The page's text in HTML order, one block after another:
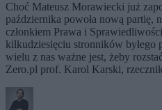
Choć Mateusz Morawiecki już
października powoła nową partię,
członkiem Prawa i
kilkudziesięciu stronników byłego
wielu z nas ważne jest, żeby
Zero.pl prof. Karol Karski,